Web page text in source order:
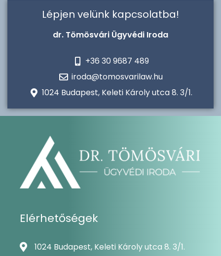
Lépjen velünk kapcsolatba!
dr. Tömösvári Ügyvédi Iroda
+36 30 9687 489
iroda@tomosvarilaw.hu
1024 Budapest, Keleti Károly utca 8. 3/1.
Elérhetőségek
1024 Budapest, Keleti Károly utca 8. 3/1.